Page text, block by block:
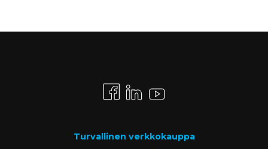
Turvallinen verkkokauppa